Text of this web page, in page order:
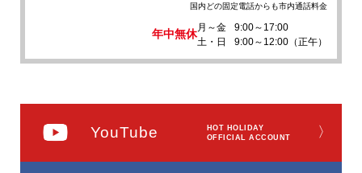
国内どの固定電話からも市内通話料金
年中無休
月～金
9:00～17:00
土・日
9:00～12:00（正午）
YouTube
HOT HOLIDAY
OFFICIAL ACCOUNT
〉